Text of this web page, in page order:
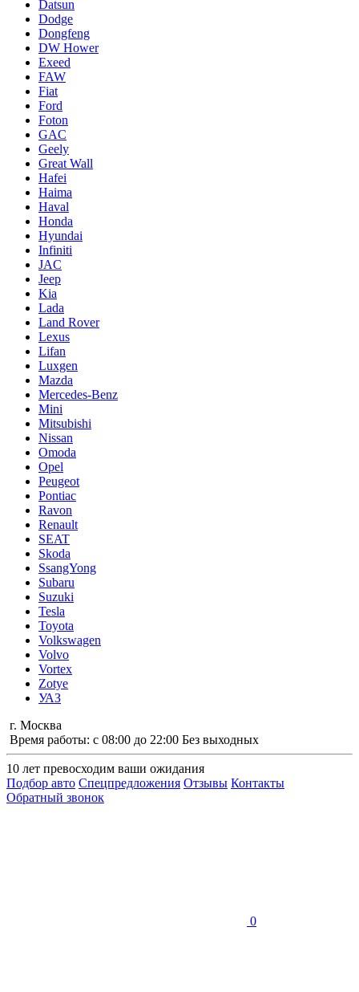
Datsun
Dodge
Dongfeng
DW Hower
Exeed
FAW
Fiat
Ford
Foton
GAC
Geely
Great Wall
Hafei
Haima
Haval
Honda
Hyundai
Infiniti
JAC
Jeep
Kia
Lada
Land Rover
Lexus
Lifan
Luxgen
Mazda
Mercedes-Benz
Mini
Mitsubishi
Nissan
Omoda
Opel
Peugeot
Pontiac
Ravon
Renault
SEAT
Skoda
SsangYong
Subaru
Suzuki
Tesla
Toyota
Volkswagen
Volvo
Vortex
Zotye
УАЗ
г. Москва
Время работы: с 08:00 до 22:00 Без выходных
10 лет превосходим ваши ожидания
Подбор авто Спецпредложения Отзывы Контакты
Обратный звонок
0